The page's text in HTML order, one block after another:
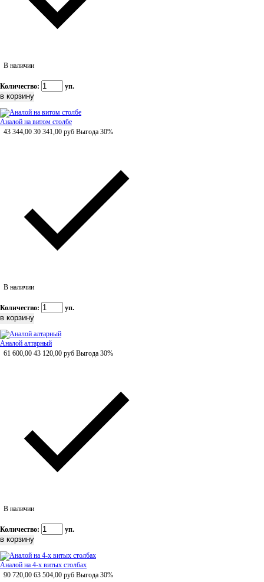
В наличии
Количество: уп.
Аналой на витом столбе
43 344,00 30 341,00 руб Выгода 30%
В наличии
Количество: уп.
Аналой алтарный
61 600,00 43 120,00 руб Выгода 30%
В наличии
Количество: уп.
Аналой на 4-х витых столбах
90 720,00 63 504,00 руб Выгода 30%